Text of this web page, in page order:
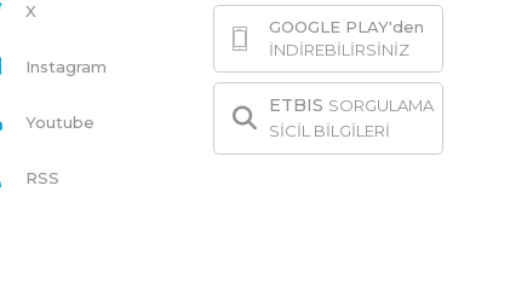
X
Instagram
Youtube
RSS
GOOGLE PLAY'den
İNDİREBİLİRSİNİZ
ETBIS SORGULAMA
SİCİL BİLGİLERİ